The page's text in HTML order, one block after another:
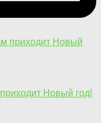
Новый год!